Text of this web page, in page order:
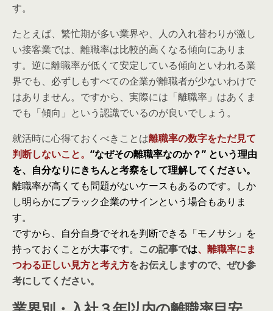
す。
たとえば、繁忙期が多い業界や、人の入れ替わりが激し
い接客業では、離職率は比較的高くなる傾向にありま
す。逆に離職率が低くて安定している傾向といわれる業
界でも、必ずしもすべての企業が離職者が少ないわけで
はありません。ですから、実際には「離職率」はあくま
でも「傾向」という認識でいるのが良いでしょう。
就活時に心得ておくべきことは離職率の数字をただ見て
判断しないこと。 “なぜその離職率なのか？” という理由
を、自分なりにきちんと考察をして理解してください。
離職率が高くても問題がないケースもあるのです。しか
し明らかにブラック企業のサインという場合もありま
す。
ですから、自分自身でそれを判断できる「モノサシ」を
持っておくことが大事です。 この記事では、離職率にま
つわる正しい見方と考え方をお伝えしますので、ぜひ参
考にしてください。